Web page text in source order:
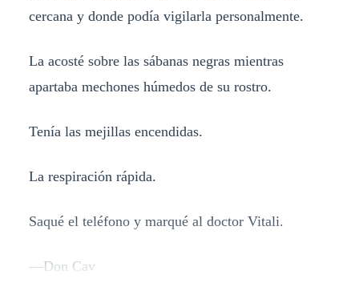
cercana y donde podía vigilarla personalmente.
La acosté sobre las sábanas negras mientras
apartaba mechones húmedos de su rostro.
Tenía las mejillas encendidas.
La respiración rápida.
Saqué el teléfono y marqué al doctor Vitali.
—Don Cav